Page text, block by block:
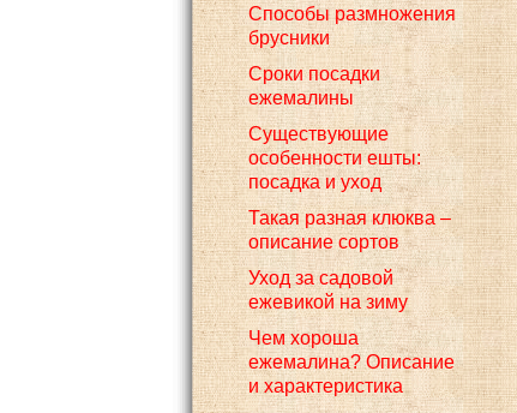
Способы размножения
брусники
Сроки посадки
ежемалины
Существующие
особенности ешты:
посадка и уход
Такая разная клюква –
описание сортов
Уход за садовой
ежевикой на зиму
Чем хороша
ежемалина? Описание
и характеристика